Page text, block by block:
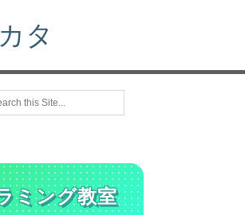
タ
ミング教室